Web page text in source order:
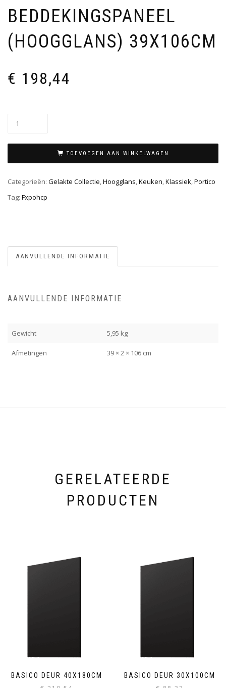
BEDDEKINGSPANEEL
(HOOGGLANS) 39X106CM
€ 198,44
TOEVOEGEN AAN WINKELWAGEN
Categorieën: Gelakte Collectie,Hoogglans,Keuken,Klassiek,Portico
Tag: Fxpohcp
AANVULLENDE INFORMATIE
AANVULLENDE INFORMATIE
Gewicht 5,95 kg
Afmetingen 39 × 2 × 106 cm
GERELATEERDE
PRODUCTEN
BASICO DEUR 40X180CM BASICO DEUR 30X100CM